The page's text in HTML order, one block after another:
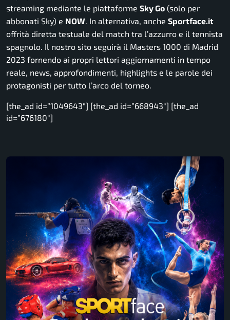
streaming mediante le piattaforme Sky Go (solo per
abbonati Sky) e NOW . In alternativa, anche Sportface.it
offrità diretta testuale del match tra l’azzurro e il tennista
spagnolo. Il nostro sito seguirà il Masters 1000 di Madrid
2023 fornendo ai propri lettori aggiornamenti in tempo
reale, news, approfondimenti, highlights e le parole dei
protagonisti per tutto l’arco del torneo.
[the_ad id=”1049643″] [the_ad id=”668943″] [the_ad
id=”676180″]